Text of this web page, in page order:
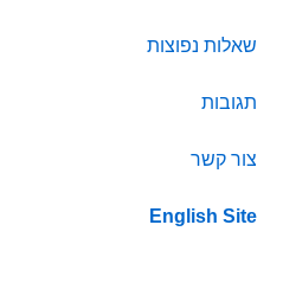
שאלות נפוצות
תגובות
צור קשר
English Site